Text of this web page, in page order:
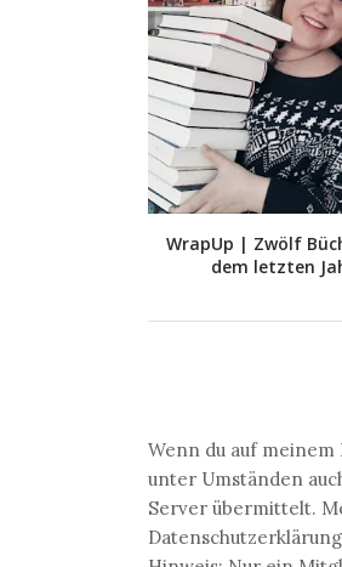
WrapUp | Zwölf
dem letzten
Wenn du auf
unter Umständen
Server übermittelt.